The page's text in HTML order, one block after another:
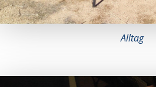
Alltag